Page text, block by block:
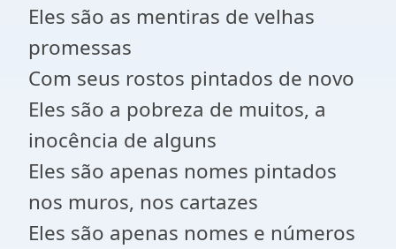
Eles são as mentiras de velhas
promessas
Com seus rostos pintados de novo
Eles são a pobreza de muitos, a
inocência de alguns
Eles são apenas nomes pintados
nos muros, nos cartazes
Eles são apenas nomes e números